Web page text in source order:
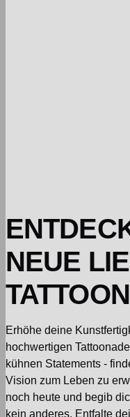
NEUE
Erhöhe deine
hochwertigen
kühnen Statements -
Vision zum Leben zu
noch heute und begib
kein anderes. Entfalte